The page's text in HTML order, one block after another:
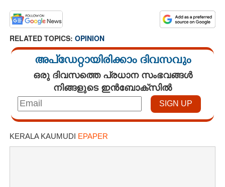
RELATED TOPICS: OPINION
അപ്ഡേറ്റായിരിക്കാം ദിവസവും
ഒരു ദിവസത്തെ പ്രധാന സംഭവങ്ങൾ
നിങ്ങളുടെ ഇൻബോക്സിൽ
KERALA KAUMUDI EPAPER